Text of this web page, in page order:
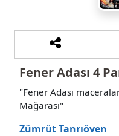
Fener Adası 4
"Fener Adası
Mağarası"
Zümrüt Tanrıöven